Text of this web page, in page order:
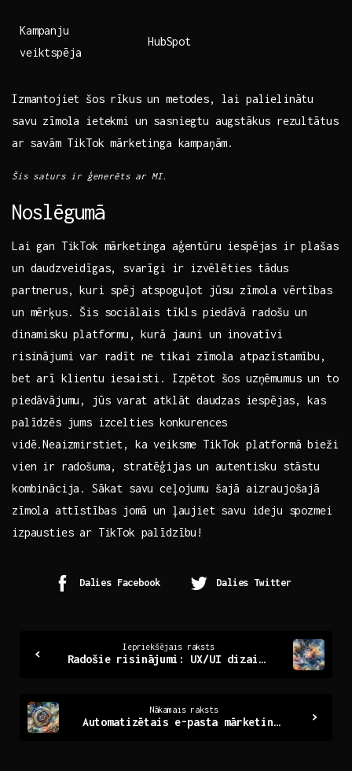
Kampanju⁢
veiktspēja
HubSpot
Izmantojiet šos rīkus un metodes, lai palielinātu
savu zīmola ietekmi‍ un ‌sasniegtu augstākus ⁤rezultātus
⁢ar ‍savām TikTok mārketinga kampaņām.
Šis saturs ‌ir ģenerēts ⁣ar ​MI.
Noslēgumā
Lai gan TikTok mārketinga aģentūru iespējas ⁤ir plašas
un daudzveidīgas, ⁢svarīgi ⁤ir⁤ izvēlēties tādus
partnerus, ​kuri spēj ‍atspoguļot jūsu zīmola vērtības
un mērķus. Šis sociālais⁢ tīkls⁢ piedāvā radošu un
dinamisku platformu,⁢ kurā ‍jauni un inovatīvi
risinājumi var radīt ne tikai‍ zīmola atpazīstamību,
bet arī klientu ‌iesaisti. Izpētot šos uzņēmumus ⁢un to
piedāvājumu, jūs ⁢varat​ atklāt ⁢daudzas iespējas, kas
palīdzēs jums izcelties⁢ konkurences
vidē.Neaizmirstiet, ka veiksme TikTok platformā bieži⁣
vien ir radošuma, stratēģijas un ⁤autentisku ​stāstu
kombinācija. Sākat savu ceļojumu šajā aizraujošajā
zīmola ⁣attīstības‌ jomā un ​ļaujiet savu ideju spozmei
izpausties ar TikTok palīdzību!
Dalies Facebook Dalies Twitter
Reading
Iepriekšējais raksts
Radošie risinājumi: UX/UI dizaina spēks digitālajā pasaulē
Nākamais raksts
Automatizētais e-pasta mārketings: Mērķtiecīga komunikācija